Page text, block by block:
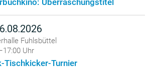
Überraschungstitel
Fuhlsbüttel
Uhr
Tischkicker-Turnier